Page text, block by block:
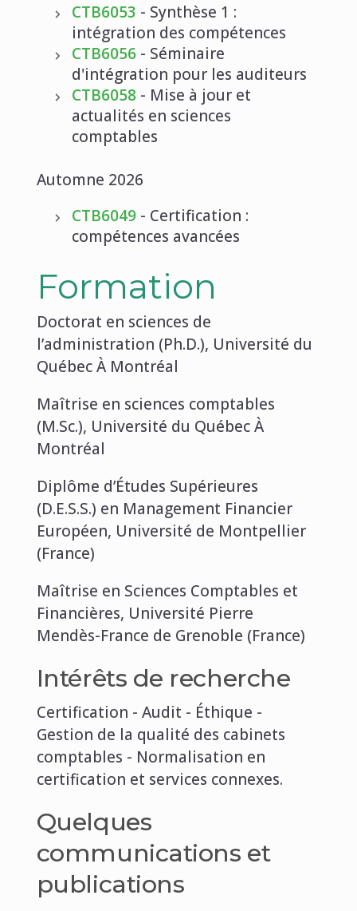
CTB6053 - Synthèse 1 :
intégration des compétences
CTB6056- Séminaire
d'intégration pour les auditeurs
CTB6058- Mise à jour et
actualités en sciences
comptables
Automne 2026
CTB6049- Certification :
compétences avancées
Formation
Doctorat en sciences de
l’administration (Ph.D.), Université du
Québec À Montréal
Maîtrise en sciences comptables
(M.Sc.), Université du Québec À
Montréal
Diplôme d’Études Supérieures
(D.E.S.S.) en Management Financier
Européen, Université de Montpellier
(France)
Maîtrise en Sciences Comptables et
Financières, Université Pierre
Mendès-France de Grenoble (France)
Intérêts de recherche
Certification - Audit - Éthique -
Gestion de la qualité des cabinets
comptables - Normalisation en
certification et services connexes.
Quelques
communications et
publications